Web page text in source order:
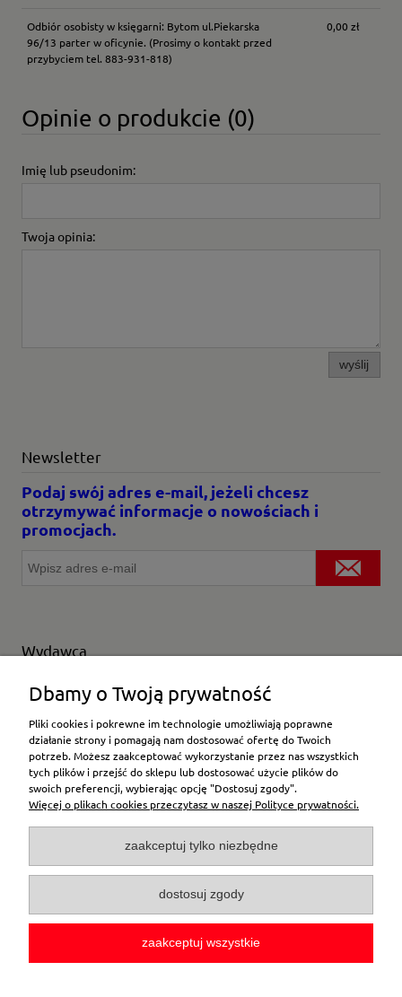
Odbiór osobisty w księgarni: Bytom ul.Piekarska
96/13 parter w oficynie. (Prosimy o kontakt przed
przybyciem tel. 883-931-818)
0,00 zł
Opinie o produkcie (0)
Imię lub pseudonim:
Twoja opinia:
wyślij
Newsletter
Podaj swój adres e-mail, jeżeli chcesz
otrzymywać informacje o nowościach i
promocjach.
Wydawca
Wybierz producenta
Moje konto
Płatności i dostawa
Pomoc
O firmie
Dbamy o Twoją prywatność
Pliki cookies i pokrewne im technologie umożliwiają poprawne
działanie strony i pomagają nam dostosować ofertę do Twoich
potrzeb. Możesz zaakceptować wykorzystanie przez nas wszystkich
tych plików i przejść do sklepu lub dostosować użycie plików do
swoich preferencji, wybierając opcję "Dostosuj zgody".
Więcej o plikach cookies przeczytasz w naszej Polityce prywatności.
zaakceptuj tylko niezbędne
dostosuj zgody
zaakceptuj wszystkie